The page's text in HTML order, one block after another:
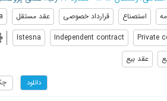
استصناع قرارداد خصوصی عقد مستقل
Private
Independent contract
Istesna
عقد بیع
دانلود